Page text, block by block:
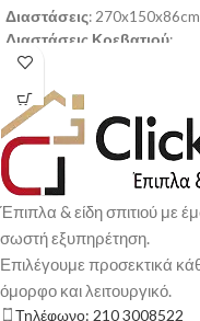
Διαστάσεις: 270x150x86cm
Διαστάσεις Κρεβατιού:
240x105cm
60x150x86cm
Τύπος Μηχανισμού
clic-clac
Αναστρέψιμη Γωνία: ναι
Διαστάσεις Αποθηκευτικού
Χώρου : 2θέσιο
(Συνολικά και τα δυο
του αποθηκευτικού χώρου)
Ύψος/Βάθος Καθίσματος
44cm/50cm
Έπιπλα & είδη σπιτιού με
σωστή εξυπηρέτηση.
Επιλέγουμε προσεκτικά
όμορφο και λειτουργικό.
Τηλέφωνο: 210 3008522